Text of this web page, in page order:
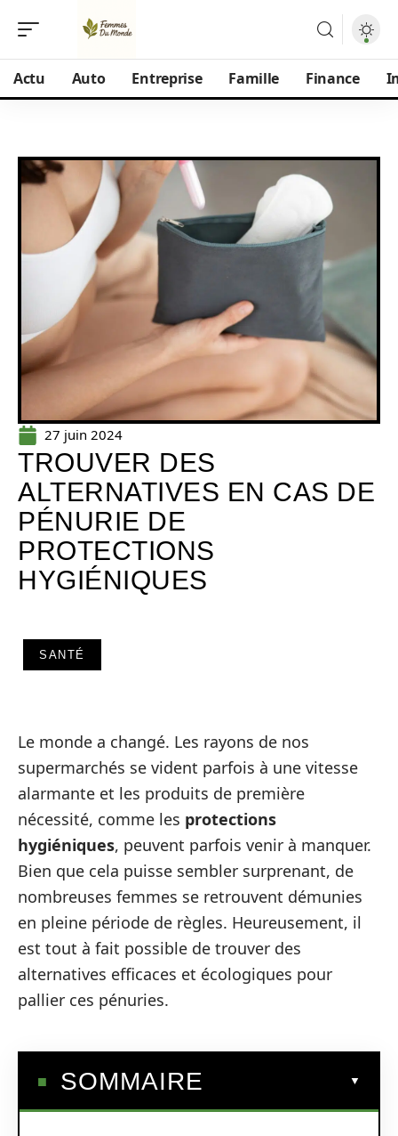
Actu Auto Entreprise Famille Finance
27 juin 2024
TROUVER DES
ALTERNATIVES EN CAS DE
PÉNURIE DE
PROTECTIONS
HYGIÉNIQUES
SANTÉ
Le monde a changé. Les rayons de nos
supermarchés se vident parfois à une vitesse
alarmante et les produits de première
nécessité, comme les protections
hygiéniques, peuvent parfois venir à manquer.
Bien que cela puisse sembler surprenant, de
nombreuses femmes se retrouvent démunies
en pleine période de règles. Heureusement, il
est tout à fait possible de trouver des
alternatives efficaces et écologiques pour
pallier ces pénuries.
SOMMAIRE